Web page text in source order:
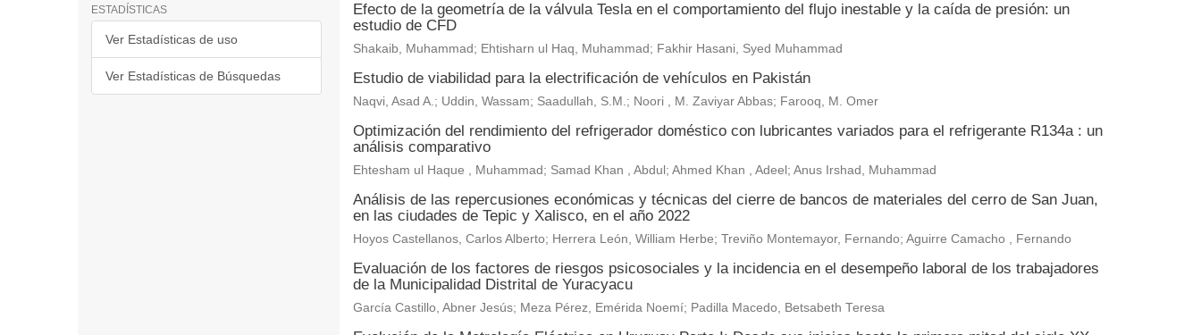
ESTADÍSTICAS
Ver Estadísticas de uso
Ver Estadísticas de Búsquedas
Efecto de la geometría de la válvula Tesla en el comportamiento del flujo inestable y la caída de presión: un
estudio de CFD
Shakaib, Muhammad; Ehtisharn ul Haq, Muhammad; Fakhir Hasani, Syed Muhammad
Estudio de viabilidad para la electrificación de vehículos en Pakistán
Naqvi, Asad A.; Uddin, Wassam; Saadullah, S.M.; Noori , M. Zaviyar Abbas; Farooq, M. Omer
Optimización del rendimiento del refrigerador doméstico con lubricantes variados para el refrigerante R134a : un
análisis comparativo
Ehtesham ul Haque , Muhammad; Samad Khan , Abdul; Ahmed Khan , Adeel; Anus Irshad, Muhammad
Análisis de las repercusiones económicas y técnicas del cierre de bancos de materiales del cerro de San Juan,
en las ciudades de Tepic y Xalisco, en el año 2022
Hoyos Castellanos, Carlos Alberto; Herrera León, William Herbe; Treviño Montemayor, Fernando; Aguirre Camacho , Fernando
Evaluación de los factores de riesgos psicosociales y la incidencia en el desempeño laboral de los trabajadores
de la Municipalidad Distrital de Yuracyacu
García Castillo, Abner Jesús; Meza Pérez, Emérida Noemí; Padilla Macedo, Betsabeth Teresa